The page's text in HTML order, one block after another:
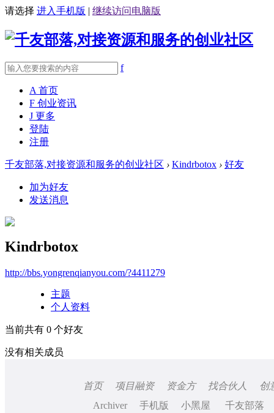
请选择 进入手机版 | 继续访问电脑版
f
A 首页
F 创业资讯
J 更多
登陆
注册
千友部落,对接资源和服务的创业社区 › Kindrbotox › 好友
加为好友
发送消息
Kindrbotox
http://bbs.yongrenqianyou.com/?4411279
主题
个人资料
当前共有 0 个好友
没有相关成员
首页 项目融资 资金方 找合伙人
创
Archiver
手机版 小黑屋
千友部落